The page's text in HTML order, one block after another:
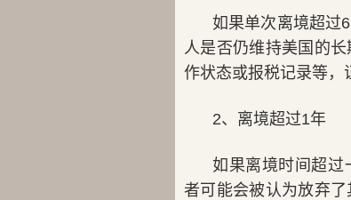
如果单次离境超过
人是否仍维持美国的
作状态或报税记录等，
2、离境超过1年
如果离境时间超过
者可能会被认为放弃